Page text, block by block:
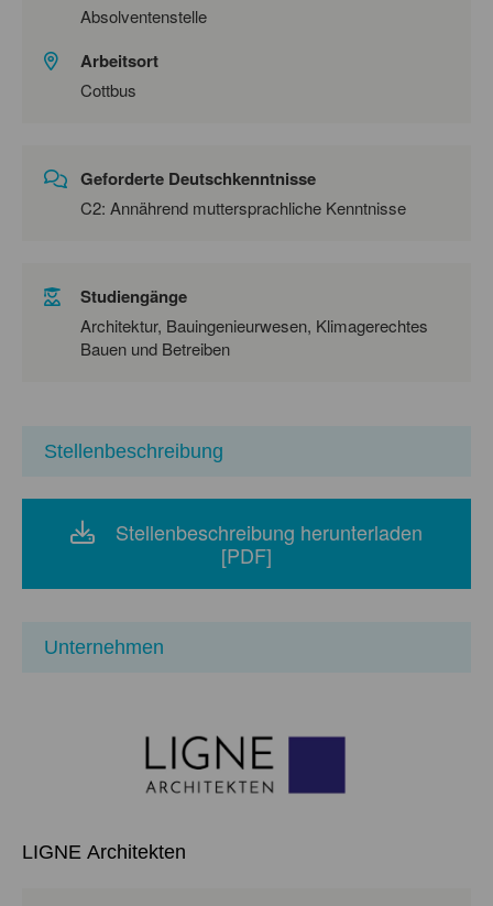
Absolventenstelle
Arbeitsort
Cottbus
Geforderte Deutschkenntnisse
C2: Annährend muttersprachliche Kenntnisse
Studiengänge
Architektur, Bauingenieurwesen, Klimagerechtes
Bauen und Betreiben
Stellenbeschreibung
Stellenbeschreibung herunterladen
[PDF]
Unternehmen
LIGNE Architekten